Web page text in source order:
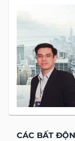
CÁC BẤT